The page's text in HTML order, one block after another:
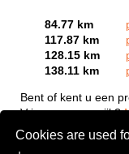
Cookies are used
84.77 km
117.87 km
128.15 km
138.11 km
Bent of kent u een
Vriezenveensewijk?